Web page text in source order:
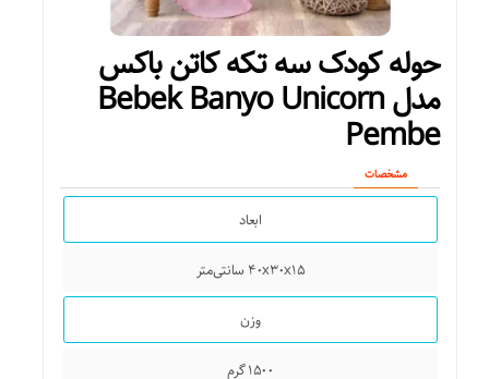
حوله کودک سه تکه کاتن باکس
مدل Bebek Banyo Unicorn
Pembe
مشخصات
ابعاد
۴۰x۳۰x۱۵ سانتی‌متر
وزن
۱۵۰۰ گرم